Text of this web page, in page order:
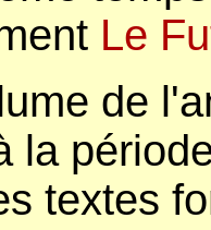
Le
de
la
textes